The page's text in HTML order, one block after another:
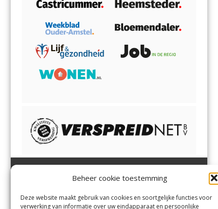
Beheer cookie toestemming
Deze website maakt gebruik van cookies en soortgelijke functies voor
verwerking van informatie over uw eindapparaat en persoonlijke
Margadantstraat 34
1976 DN IJmuiden
Bennebroek,Vogelenzang,
OverveenenAerdenhout